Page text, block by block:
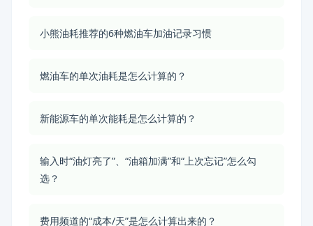
小熊油耗推荐的6种燃油车加油记录习惯
燃油车的单次油耗是怎么计算的？
新能源车的单次能耗是怎么计算的？
输入时“油灯亮了”、“油箱加满”和“上次忘记”怎么勾
选？
费用频道的“成本/天”是怎么计算出来的？